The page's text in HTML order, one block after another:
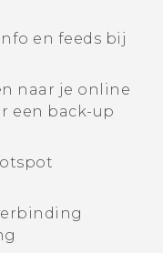
en feeds bij
naar je online
een back-up